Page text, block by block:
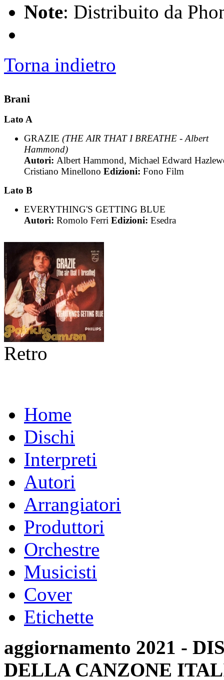
Note: Distribuito da
Torna indietro
Brani
Lato A
GRAZIE (THE AIR THAT I BREATHE - Albert
Hammond)
Autori: Albert Hammond, Michael Edward
Cristiano Minellono Edizioni: Fono Film
Lato B
EVERYTHING'S GETTING BLUE
Autori: Romolo Ferri Edizioni: Esedra
Retro
Home
Dischi
Interpreti
Autori
Arrangiatori
Produttori
Orchestre
Musicisti
Cover
Etichette
aggiornamento 2021 -
DELLA CANZONE